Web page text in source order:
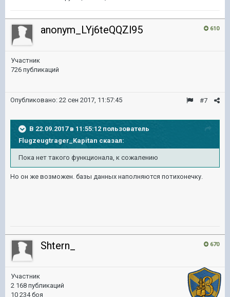
610
anonym_LYj6teQQZl95
Участник
726 публикаций
#7
Опубликовано: 22 сен 2017, 11:57:45
В 22.09.2017 в 11:55:12 пользователь
Flugzeugtrager_Kapitan сказал:
Пока нет такого функционала, к сожалению
Но он же возможен. базы данных наполняются потихонечку.
670
Shtern_
Участник
2 168 публикаций
10 234 боя